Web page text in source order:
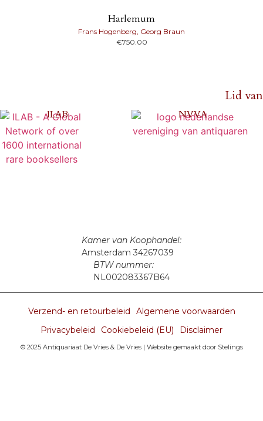
Harlemum
Frans Hogenberg, Georg Braun
€750.00
Kamer van Koophandel:
Amsterdam 34267039
BTW nummer:
NL002083367B64
Lid van
NVVA
ILAB
Verzend- en retourbeleid
Algemene voorwaarden
Privacybeleid
Cookiebeleid (EU) Disclaimer
© 2025 Antiquariaat De Vries & De Vries | Website gemaakt door Stelings